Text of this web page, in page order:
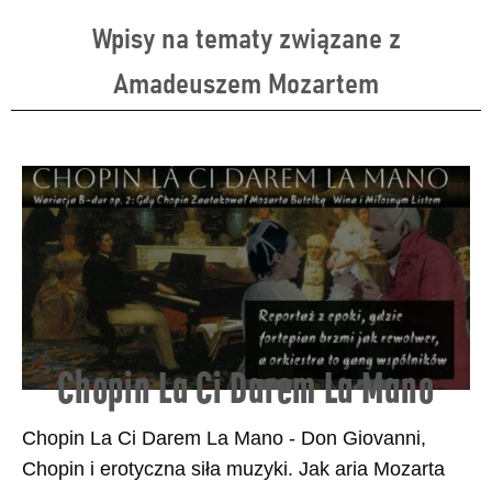
Wpisy na tematy związane z
Amadeuszem Mozartem
Chopin La Ci Darem La Mano
Chopin La Ci Darem La Mano - Don Giovanni,
Chopin i erotyczna siła muzyki. Jak aria Mozarta